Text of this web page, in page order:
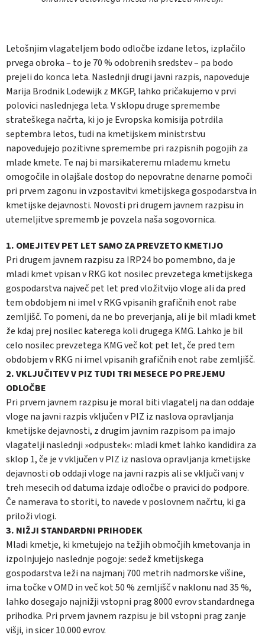
Letošnjim vlagateljem bodo odločbe izdane letos, izplačilo
prvega obroka – to je 70 % odobrenih sredstev – pa bodo
prejeli do konca leta. Naslednji drugi javni razpis, napoveduje
Marija Brodnik Lodewijk z MKGP, lahko pričakujemo v prvi
polovici naslednjega leta. V sklopu druge spremembe
strateškega načrta, ki jo je Evropska komisija potrdila
septembra letos, tudi na kmetijskem ministrstvu
napovedujejo pozitivne spremembe pri razpisnih pogojih za
mlade kmete. Te naj bi marsikateremu mlademu kmetu
omogočile in olajšale dostop do nepovratne denarne pomoči
pri prvem zagonu in vzpostavitvi kmetijskega gospodarstva in
kmetijske dejavnosti. Novosti pri drugem javnem razpisu in
utemeljitve sprememb je povzela naša sogovornica.
1. OMEJITEV PET LET SAMO ZA PREVZETO KMETIJO
Pri drugem javnem razpisu za IRP24 bo pomembno, da je
mladi kmet vpisan v RKG kot nosilec prevzetega kmetijskega
gospodarstva največ pet let pred vložitvijo vloge ali da pred
tem obdobjem ni imel v RKG vpisanih grafičnih enot rabe
zemljišč. To pomeni, da ne bo preverjanja, ali je bil mladi kmet
že kdaj prej nosilec katerega koli drugega KMG. Lahko je bil
celo nosilec prevzetega KMG več kot pet let, če pred tem
obdobjem v RKG ni imel vpisanih grafičnih enot rabe zemljišč.
2. VKLJUČITEV V PIZ TUDI TRI MESECE PO PREJEMU
ODLOČBE
Pri prvem javnem razpisu je moral biti vlagatelj na dan oddaje
vloge na javni razpis vključen v PIZ iz naslova opravljanja
kmetijske dejavnosti, z drugim javnim razpisom pa imajo
vlagatelji naslednji »odpustek«: mladi kmet lahko kandidira za
sklop 1, če je v vključen v PIZ iz naslova opravljanja kmetijske
dejavnosti ob oddaji vloge na javni razpis ali se vključi vanj v
treh mesecih od datuma izdaje odločbe o pravici do podpore.
Če namerava to storiti, to navede v poslovnem načrtu, ki ga
priloži vlogi.
3. NIŽJI STANDARDNI PRIHODEK
Mladi kmetje, ki kmetujejo na težjih območjih kmetovanja in
izpolnjujejo naslednje pogoje: sedež kmetijskega
gospodarstva leži na najmanj 700 metrih nadmorske višine,
ima točke v OMD in več kot 50 % zemljišč v naklonu nad 35 %,
lahko dosegajo najnižji vstopni prag 8000 evrov standardnega
prihodka. Pri prvem javnem razpisu je bil vstopni prag zanje
višji, in sicer 10.000 evrov.